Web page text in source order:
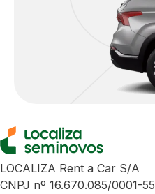
LOCALIZA Rent a Car S/A
CNPJ nº 16.670.085/0001-55